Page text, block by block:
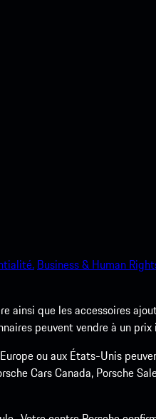
Business & Human
que les accessoires
peuvent vendre à un
ou aux États-Unis
Cars Canada, Porsche